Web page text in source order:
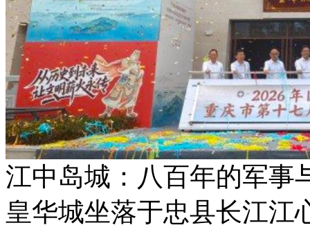
江中岛城：八百年的军事
皇华城坐落于忠县长江江